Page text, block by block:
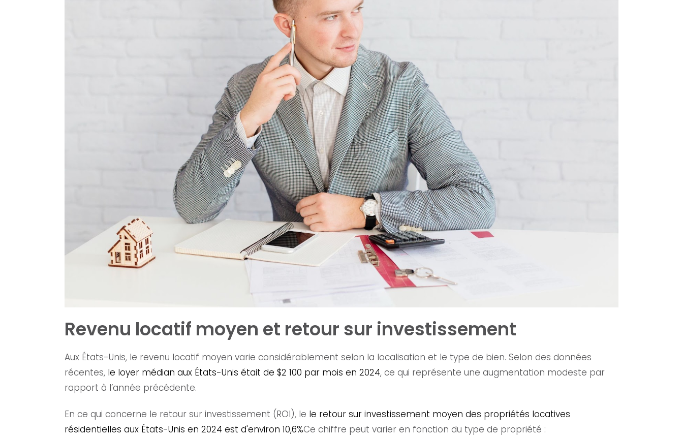
Revenu locatif moyen et retour sur investissement
Aux États-Unis, le revenu locatif moyen varie considérablement selon la localisation et le type de bien. Selon des données
récentes, le loyer médian aux États-Unis était de $2 100 par mois en 2024, ce qui représente une augmentation modeste par
rapport à l’année précédente.
En ce qui concerne le retour sur investissement (ROI), le le retour sur investissement moyen des propriétés locatives
résidentielles aux États-Unis en 2024 est d'environ 10,6%Ce chiffre peut varier en fonction du type de propriété :